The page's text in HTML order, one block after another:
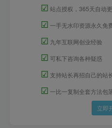
☑ 站点授权，365天自动
☑ 一手无水印资源永久免
☑ 九年互联网创业经验
☑ 可私下咨询各种疑惑
☑ 支持站长再招自己的站
☑ 一比一复制全套方法包
立即